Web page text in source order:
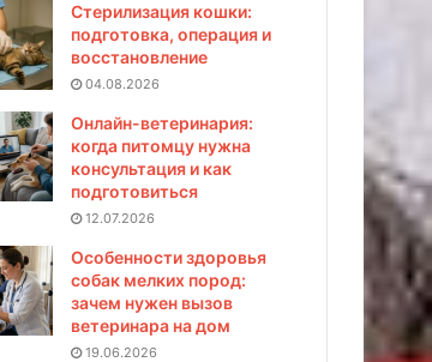
Стерилизация кошки:
подготовка, операция и
восстановление
04.08.2026
Онлайн-ветеринария:
когда питомцу нужна
консультация и как
подготовиться
12.07.2026
Особенности здоровья
собак мелких пород:
зачем нужен вызов
ветеринара на дом
19.06.2026